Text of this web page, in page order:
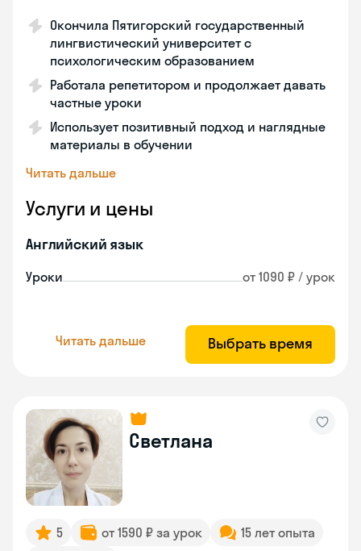
Окончила Пятигорский государственный
лингвистический университет с
психологическим образованием
Работала репетитором и продолжает давать
частные уроки
Использует позитивный подход и наглядные
материалы в обучении
Читать дальше
Услуги и цены
Английский язык
Уроки от 1090 ₽ / урок
Читать дальше Выбрать время
Светлана
5 от 1590 ₽ за урок
15 лет опыта